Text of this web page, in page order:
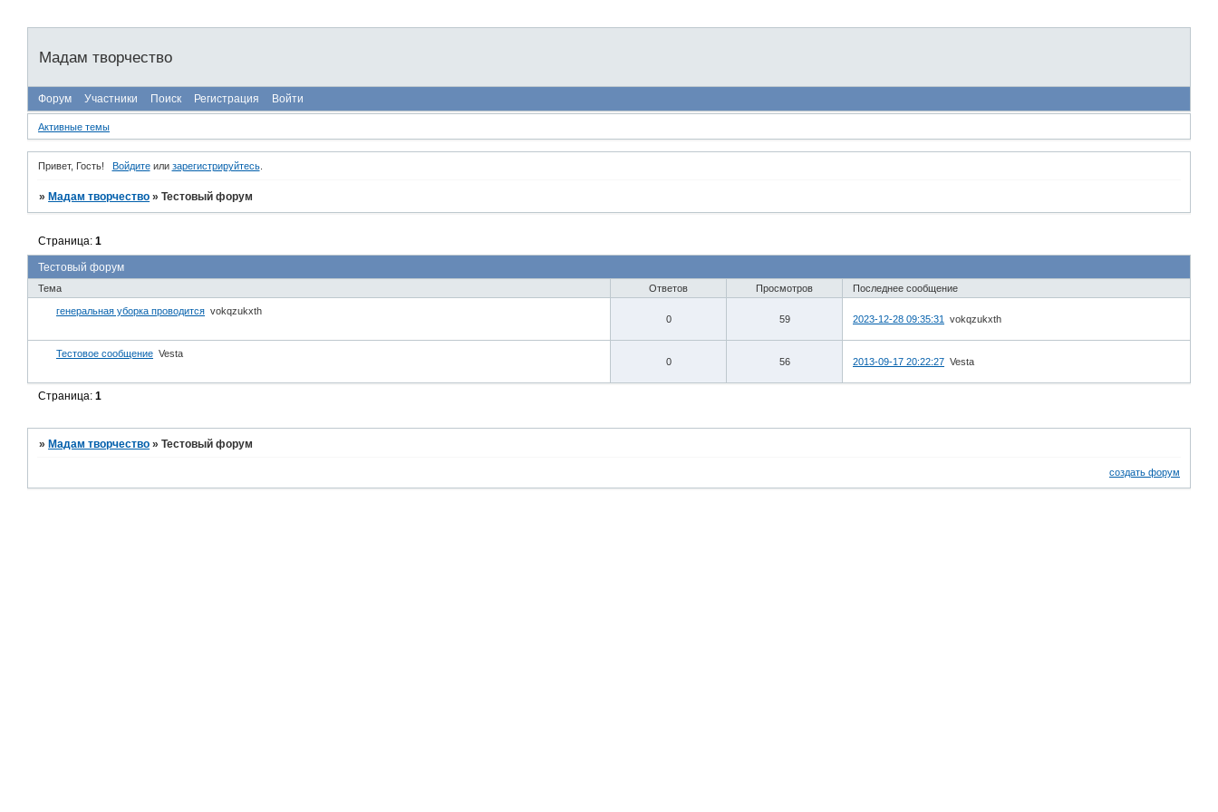
Мадам творчество
Форум Участники Поиск Регистрация Войти
Активные темы
Привет, Гость! Войдитеили зарегистрируйтесь.
» Мадам творчество »Тестовый форум
Тестовый форум
Страница:1
Тема Ответов Просмотров Последнее сообщение
генеральная уборка проводится vokqzukxth
0 59 2023-12-28 09:35:31 vokqzukxth
Тестовое сообщение Vesta
0 56 2013-09-17 20:22:27 Vesta
Страница:1
»Мадам творчество »Тестовый форум
создать форум